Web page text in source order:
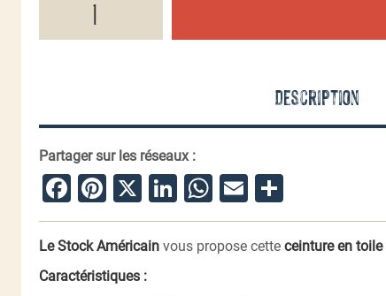
Description
Partager sur les réseaux :
Facebook
Pinterest
X LinkedIn
WhatsApp
Email
Le Stock Américain vous propose cette ceinture en toile
Caractéristiques :